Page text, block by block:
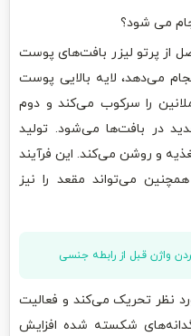
از پرتو لیزر بافت‌های پوست
می‌دهد، لایه بالایی پوست
ملانین را سرکوب می‌کند و دوم
در بافت‌ها می‌شود. تولید
و روشن می‌کند. این فرآیند
می‌تواند مقعد را نیز
واژن قبل از رابطه جنسی
نظر تحریک می‌کند و فعالیت
شکسته شده افزایش